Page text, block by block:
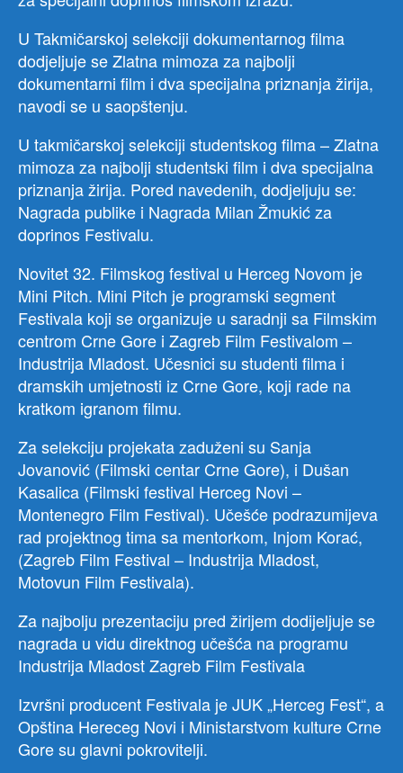
U Takmičarskoj selekciji dokumentarnog filma
dodjeljuje se Zlatna mimoza za najbolji
dokumentarni film i dva specijalna priznanja žirija,
navodi se u saopštenju.
U takmičarskoj selekciji studentskog filma – Zlatna
mimoza za najbolji studentski film i dva specijalna
priznanja žirija. Pored navedenih, dodjeljuju se:
Nagrada publike i Nagrada Milan Žmukić za
doprinos Festivalu.
Novitet 32. Filmskog festival u Herceg Novom je
Mini Pitch. Mini Pitch je programski segment
Festivala koji se organizuje u saradnji sa Filmskim
centrom Crne Gore i Zagreb Film Festivalom –
Industrija Mladost. Učesnici su studenti filma i
dramskih umjetnosti iz Crne Gore, koji rade na
kratkom igranom filmu.
Za selekciju projekata zaduženi su Sanja
Jovanović (Filmski centar Crne Gore), i Dušan
Kasalica (Filmski festival Herceg Novi –
Montenegro Film Festival). Učešće podrazumijeva
rad projektnog tima sa mentorkom, Injom Korać,
(Zagreb Film Festival – Industrija Mladost,
Motovun Film Festivala).
Za najbolju prezentaciju pred žirijem dodijeljuje se
nagrada u vidu direktnog učešća na programu
Industrija Mladost Zagreb Film Festivala
Izvršni producent Festivala je JUK „Herceg Fest“, a
Opština Hereceg Novi i Ministarstvom kulture Crne
Gore su glavni pokrovitelji.